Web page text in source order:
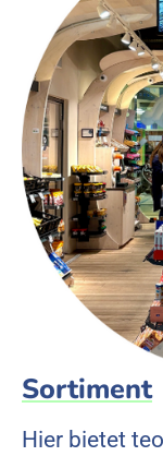
Sortiment
Hier bietet